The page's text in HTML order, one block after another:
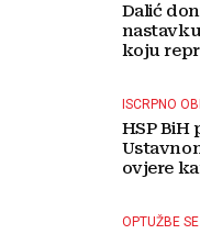
Dalić
koju
ISCRPNO
HSP BiH
ovjere
OPTUŽBE